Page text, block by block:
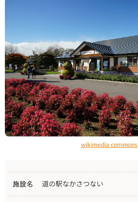
wikimedia commons
施設名 道の駅なかさつない